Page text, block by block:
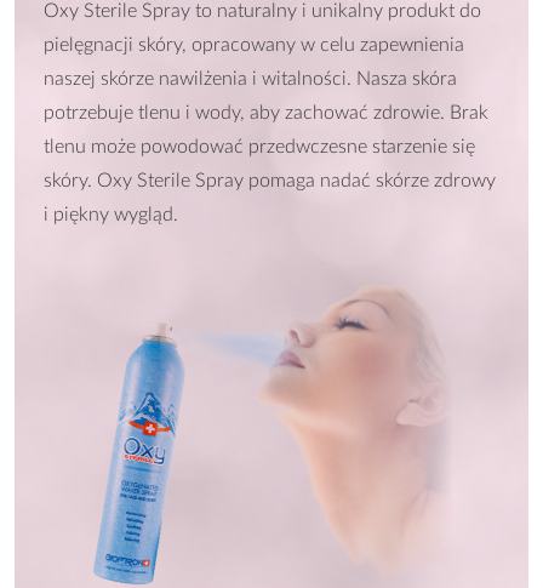
Oxy Sterile Spray to naturalny i unikalny produkt do
pielęgnacji skóry, opracowany w celu zapewnienia
naszej skórze nawilżenia i witalności. Nasza skóra
potrzebuje tlenu i wody, aby zachować zdrowie. Brak
tlenu może powodować przedwczesne starzenie się
skóry. Oxy Sterile Spray pomaga nadać skórze zdrowy
i piękny wygląd.